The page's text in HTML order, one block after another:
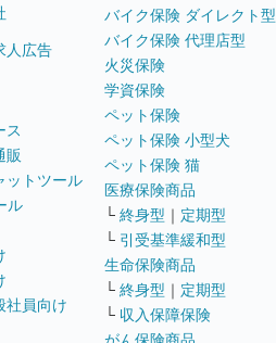
人広告
ス
販
ットツール
ル
社員向け
バイク保険 ダイレクト型
バイク保険 代理店型
火災保険
学資保険
ペット保険
ペット保険 小型犬
ペット保険 猫
医療保険商品
└ 終身型 ｜ 定期型
└ 引受基準緩和型
生命保険商品
└ 終身型 ｜ 定期型
└ 収入保障保険